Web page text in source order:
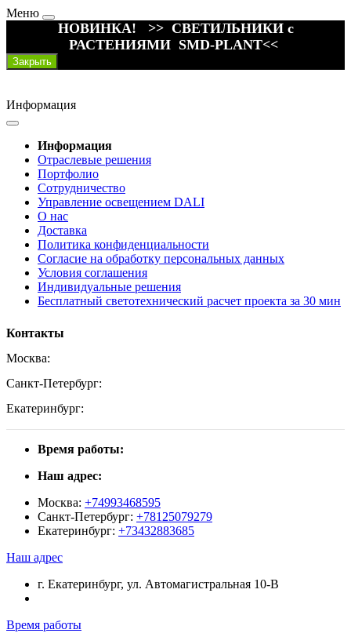
Меню
НОВИНКА! >> СВЕТИЛЬНИКИ с
РАСТЕНИЯМИ SMD-PLANT<<
Закрыть
Информация
Информация
Отраслевые решения
Портфолио
Сотрудничество
Управление освещением DALI
О нас
Доставка
Политика конфиденциальности
Согласие на обработку персональных данных
Условия соглашения
Индивидуальные решения
Бесплатный светотехнический расчет проекта за 30 мин
Контакты
Москва:
Санкт-Петербург:
Екатеринбург:
Время работы:
Наш адрес:
Москва: +74993468595
Санкт-Петербург: +78125079279
Екатеринбург: +73432883685
Наш адрес
г. Екатеринбург, ул. Автомагистральная 10-В
Время работы